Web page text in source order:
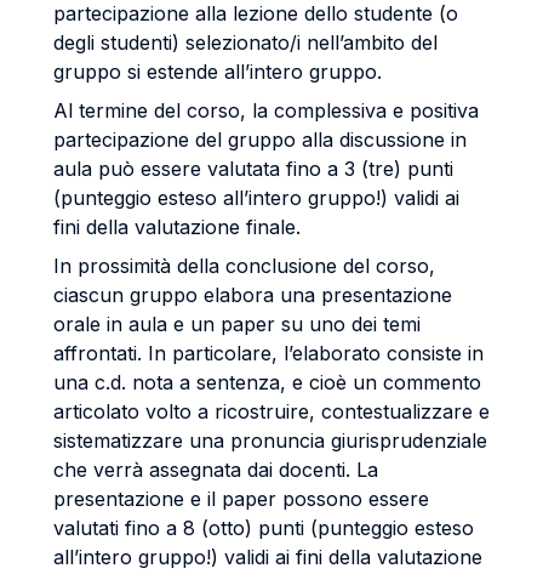
partecipazione alla lezione dello studente (o
degli studenti) selezionato/i nell’ambito del
gruppo si estende all’intero gruppo.
Al termine del corso, la complessiva e positiva
partecipazione del gruppo alla discussione in
aula può essere valutata fino a 3 (tre) punti
(punteggio esteso all’intero gruppo!) validi ai
fini della valutazione finale.
In prossimità della conclusione del corso,
ciascun gruppo elabora una presentazione
orale in aula e un paper su uno dei temi
affrontati. In particolare, l’elaborato consiste in
una c.d. nota a sentenza, e cioè un commento
articolato volto a ricostruire, contestualizzare e
sistematizzare una pronuncia giurisprudenziale
che verrà assegnata dai docenti. La
presentazione e il paper possono essere
valutati fino a 8 (otto) punti (punteggio esteso
all’intero gruppo!) validi ai fini della valutazione